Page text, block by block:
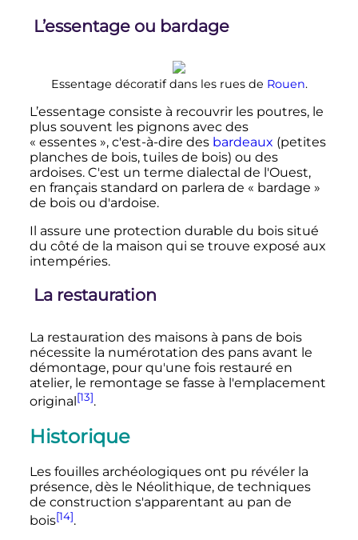
L’essentage ou bardage
Essentage décoratif dans les rues de Rouen.
L’essentage consiste à recouvrir les poutres, le
plus souvent les pignons avec des
« essentes », c'est-à-dire des bardeaux (petites
planches de bois, tuiles de bois) ou des
ardoises. C'est un terme dialectal de l'Ouest,
en français standard on parlera de « bardage »
de bois ou d'ardoise.
Il assure une protection durable du bois situé
du côté de la maison qui se trouve exposé aux
intempéries.
La restauration
La restauration des maisons à pans de bois
nécessite la numérotation des pans avant le
démontage, pour qu'une fois restauré en
atelier, le remontage se fasse à l'emplacement
original [13].
Historique
Les fouilles archéologiques ont pu révéler la
présence, dès le Néolithique, de techniques
de construction s'apparentant au pan de
bois[14].